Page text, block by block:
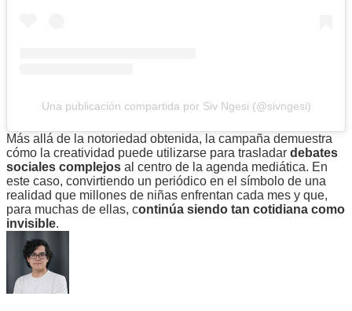
Una publicación compartida por Siv Ngesi (@sivngesi)
Más allá de la notoriedad obtenida, la campaña demuestra
cómo la creatividad puede utilizarse para trasladar debates
sociales complejos al centro de la agenda mediática. En
este caso, convirtiendo un periódico en el símbolo de una
realidad que millones de niñas enfrentan cada mes y que,
para muchas de ellas, continúa siendo tan cotidiana como
invisible.